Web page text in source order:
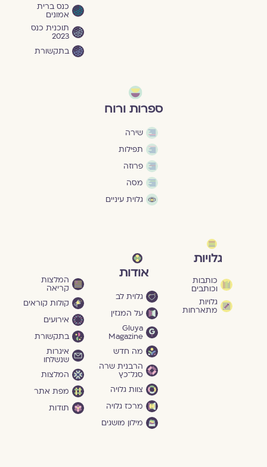
כנס ברית
אמונים
תוכנית כנס
2023
בתקשורת
ספרות ורוח
שירה
תפילות
פרוזה
מסה
גלוית עיניים
גלויות
כותבות
וכותבים
גלויות
מתארחות
אודות
גלוית לב
על המגזין
Gluya
Magazine
מה חדש
הרבנית שרה
סגל־כץ
צוות גלויה
מרכז גלויה
מילון מושגים
המלצות
קריאה
קולות קוראים
אירועים
בתקשורת
איגרות
שנשלחו
המלצות
מפת אתר
תודות